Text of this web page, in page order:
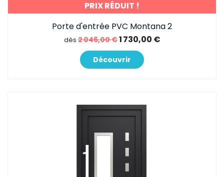
PRIX RÉDUIT !
Porte d'entrée PVC Montana 2
dès2 046,00 €1 730,00 €
Découvrir